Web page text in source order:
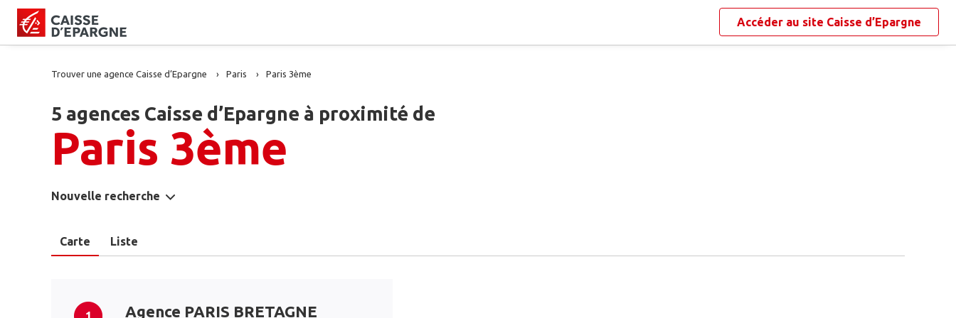
Accéder au site Caisse d’Epargne
Trouver une agence Caisse d’Epargne Paris Paris 3ème
5 agences Caisse d’Epargne à proximité de
Paris 3ème
Nouvelle recherche
Carte Liste
Agence PARIS BRETAGNE